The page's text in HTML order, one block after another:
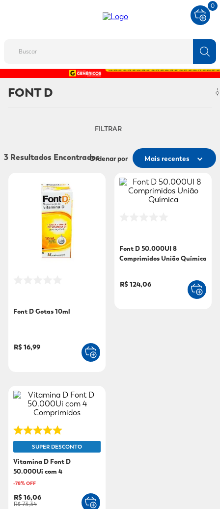
0
desodorante
6º
adeforte turbo
7º
sabonete líquido
8º
mounjaro
9º
fralda xg
10º shampoo
FONT D
FILTRAR
3 Ordenar por Mais recentes
Font D Gotas 10ml
R$ 16,99
Font D 50.000UI 8
Comprimidos União Química
R$ 124,06
SUPER DESCONTO
Vitamina D Font D
50.000Ui com 4
Comprimidos
-78% OFF
R$ 16,06
R$ 73,34